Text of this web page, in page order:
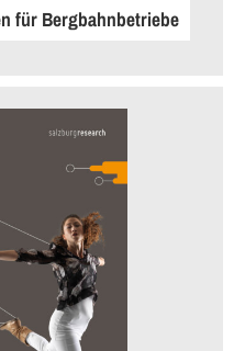
für Bergbahnbetriebe